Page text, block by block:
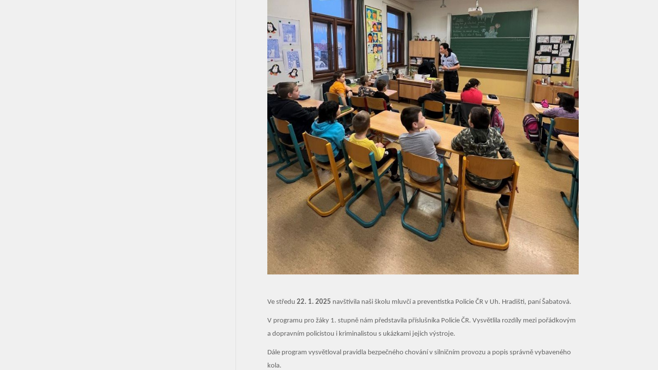
Ve středu22. 1. 2025 navštívila naši školu mluvčí a preventistka Policie ČR v Uh. Hradišti, paní Šabatová.
V programu pro žáky 1. stupně nám představila příslušníka Policie ČR. Vysvětlila rozdíly mezi pořádkovým
a dopravním policistou i kriminalistou s ukázkami jejich výstroje.
Dále program vysvětloval pravidla bezpečného chování v silničním provozu a popis správně vybaveného
kola.